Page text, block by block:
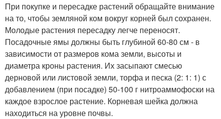
При покупке и пересадке растений обращайте внимание
на то, чтобы земляной ком вокруг корней был сохранен.
Молодые растения пересадку легче переносят.
Посадочные ямы должны быть глубиной 60-80 см - в
зависимости от размеров кома земли, высоты и
диаметра кроны растения. Их засыпают смесью
дерновой или листовой земли, торфа и песка (2: 1: 1) с
добавлением (при посадке) 50-100 г нитроаммофоски на
каждое взрослое растение. Корневая шейка должна
находиться на уровне почвы.